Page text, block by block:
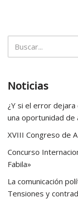
Noticias
¿Y si el error
una oportunidad de
XVIII Congreso de
Concurso
Fabila»
La comunicación
Tensiones y